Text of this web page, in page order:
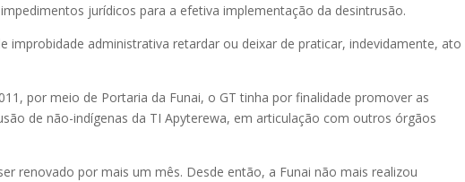
jurídicos para a efetiva implementação da desintrusão.
improbidade administrativa retardar ou deixar de praticar, indevidamente, ato
por meio de Portaria da Funai, o GT tinha por finalidade promover as
de não-indígenas da TI Apyterewa, em articulação com outros órgãos
renovado por mais um mês. Desde então, a Funai não mais realizou